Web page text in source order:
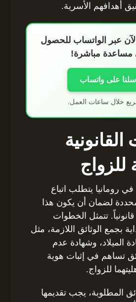
أهدافهم الأسرية.
عبر الواتساب للحصول
مساعدة مباشرة!
على واتساب
خلال ساعات العمل.
للزواج
رومانيا يتطلب اتباع
لضمان أن يكون هذا
تتمثل الخطوات
بجمع الوثائق اللازمة، مثل
الميلاد، وشهادة عدم
تساهم في إثبات هوية
للزواج.
المطلوبة، يجب تقديمها